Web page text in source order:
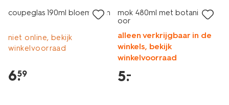
coupeglas 190ml bloemvorm
niet online, bekijk
winkelvoorraad
6.
59
mok 480ml met botanisch
oor
alleen verkrijgbaar in de
winkels, bekijk
winkelvoorraad
5.
–